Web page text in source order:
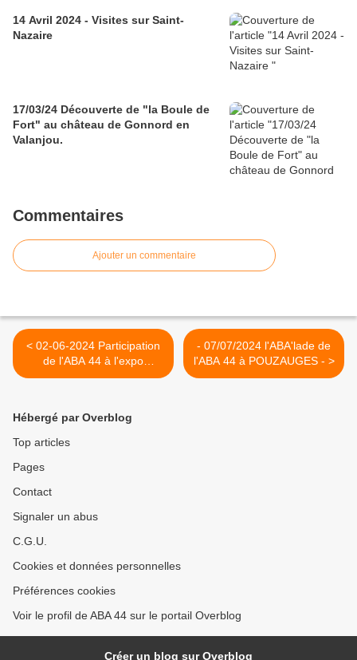
14 Avril 2024 - Visites sur Saint-
Nazaire
17/03/24 Découverte de "la Boule de
Fort" au château de Gonnord en
Valanjou.
Commentaires
Ajouter un commentaire
< 02-06-2024 Participation
de l'ABA 44 à l'expo
BENUREAU
- 07/07/2024 l'ABA'lade de
l'ABA 44 à POUZAUGES - >
Hébergé par Overblog
Top articles
Pages
Contact
Signaler un abus
C.G.U.
Cookies et données personnelles
Préférences cookies
Voir le profil de ABA 44 sur le portail Overblog
Créer un blog sur Overblog